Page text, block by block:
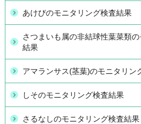
あけびのモニタリング検査結果
さつまいも属の非結球性葉菜類
結果
アマランサス(茎葉)のモニタリン
しそのモニタリング検査結果
さるなしのモニタリング検査結果